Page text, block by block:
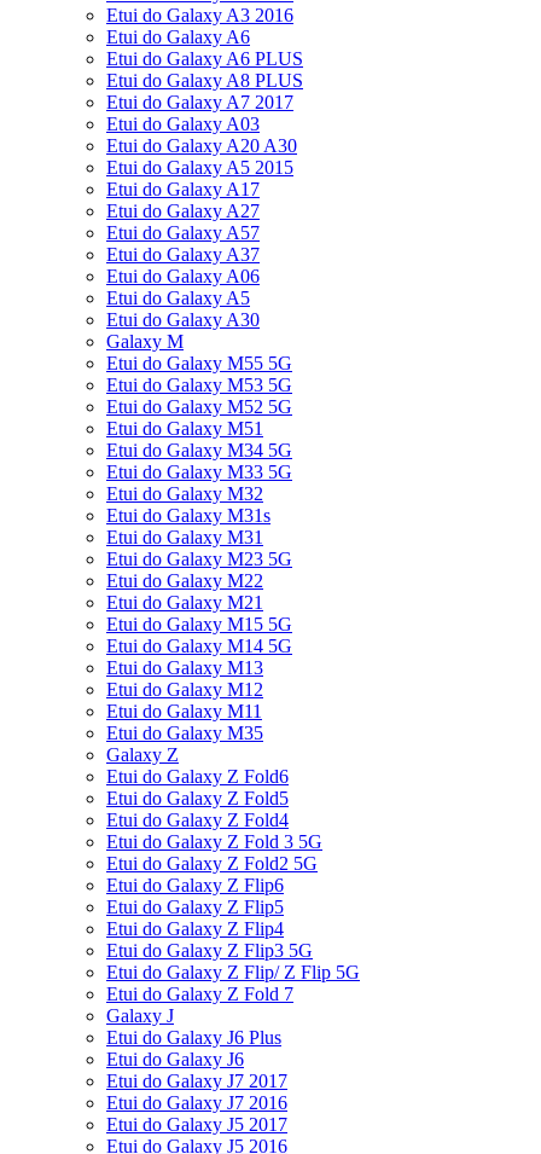
Etui do Galaxy A3 2016
Etui do Galaxy A6
Etui do Galaxy A6 PLUS
Etui do Galaxy A8 PLUS
Etui do Galaxy A7 2017
Etui do Galaxy A03
Etui do Galaxy A20 A30
Etui do Galaxy A5 2015
Etui do Galaxy A17
Etui do Galaxy A27
Etui do Galaxy A57
Etui do Galaxy A37
Etui do Galaxy A06
Etui do Galaxy A5
Etui do Galaxy A30
Galaxy M
Etui do Galaxy M55 5G
Etui do Galaxy M53 5G
Etui do Galaxy M52 5G
Etui do Galaxy M51
Etui do Galaxy M34 5G
Etui do Galaxy M33 5G
Etui do Galaxy M32
Etui do Galaxy M31s
Etui do Galaxy M31
Etui do Galaxy M23 5G
Etui do Galaxy M22
Etui do Galaxy M21
Etui do Galaxy M15 5G
Etui do Galaxy M14 5G
Etui do Galaxy M13
Etui do Galaxy M12
Etui do Galaxy M11
Etui do Galaxy M35
Galaxy Z
Etui do Galaxy Z Fold6
Etui do Galaxy Z Fold5
Etui do Galaxy Z Fold4
Etui do Galaxy Z Fold 3 5G
Etui do Galaxy Z Fold2 5G
Etui do Galaxy Z Flip6
Etui do Galaxy Z Flip5
Etui do Galaxy Z Flip4
Etui do Galaxy Z Flip3 5G
Etui do Galaxy Z Flip/ Z Flip 5G
Etui do Galaxy Z Fold 7
Galaxy J
Etui do Galaxy J6 Plus
Etui do Galaxy J6
Etui do Galaxy J7 2017
Etui do Galaxy J7 2016
Etui do Galaxy J5 2017
Etui do Galaxy J5 2016